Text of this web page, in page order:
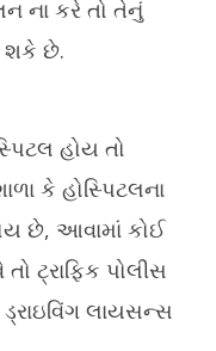
ના કરે તો તેનું
શકે છે.
હોય તો
કે હોસ્પિટલના
છે, આવામાં કોઈ
ટ્રાફિક પોલીસ
લાયસન્સ